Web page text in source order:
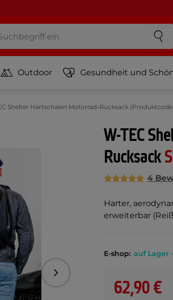
Outdoor Gesundheit und
Shelter Hartschalen Motorrad-Rucksack
W-TEC
Rucksack
4
Harter,
erweiterbar
Folgend
E-shop: auf Lager
62,90 €